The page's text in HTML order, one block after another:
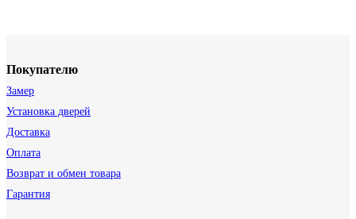
Покупателю
Замер
Установка дверей
Доставка
Оплата
Возврат и обмен товара
Гарантия